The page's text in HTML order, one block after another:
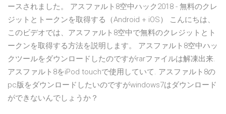
ースされました。 アスファルト8空中ハック2018 - 無料のクレ
ジットとトークンを取得する（Android + iOS） こんにちは、
このビデオでは、アスファルト8空中で無料のクレジットとト
ークンを取得する方法を説明します。 アスファルト8空中ハッ
クツールをダウンロードしたのですがrarファイルは解凍出来.
アスファルト8をiPod touchで使用していて. アスファルト8の
pc版をダウンロードしたいのですがwindows7はダウンロード
ができないんでしょうか？